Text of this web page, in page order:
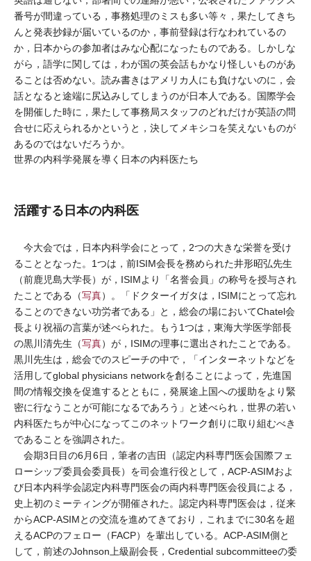
番号が間違っている，事務処理のミスも多い等々，果たしてきち
んと発表抄録が届いているのか，事前登録は行なわれているの
か，日本からの参加者はみな心配になったものである。しかしな
がら，語学に関しては，わが国の英会話もかなり怪しいものがあ
ることは否めない。読み書きはアメリカ人にも負けないのに，会
話となると途端に尻込みしてしまうのが日本人である。国際学会
を開催した時に，果たして事務局スタッフのどれだけが英語の問
合せに応えられるかというと，決してメキシコを笑えないものが
あるのではないだろうか。
世界の内科学発展を導く日本の内科医たち
活躍する日本の内科医
今大会では，日本内科学会にとって，2つの大きな栄誉を受け
ることとなった。1つは，前ISIM会長を務められた井形昭弘先生
（前鹿児島大学長）が，ISIMより「名誉会員」の称号を授与され
たことである（写真）。「ドクターイガタは，ISIMにとって忘れ
ることのできない功労者である」と，総会の場においてChatel会
長より祝福の言葉が述べられた。もう1つは，東海大学医学部長
の黒川清先生（写真）が，ISIMの理事に選出されたことである。
黒川先生は，総会でのスピーチの中で，「インターネットなどを
活用してglobal physicians networkを創ることによって，先進国
間の情報交換を促進するとともに，発展途上国への援助をより緊
密に行なうことが可能になるであろう」と述べられ，世界の若い
内科医たちが中心になってこのネットワーク創りに取り組むべき
であることを強調された。
会期3日目の6月6日，筆者の吉田（認定内科専門医会国際フェ
ローシップ委員会委員長）を司会進行役として，ACP-ASIMおよ
び日本内科学会認定内科専門医会の両内科専門医会役員による，
史上初のミーティングが開催された。認定内科専門医会は，従来
からACP-ASIMとの交流を進めてきており，これまでに30名を超
えるACPのフェロー（FACP）を輩出している。ACP-ASIM側と
して，前述のJohnson上級副会長，Credential subcommitteeの委